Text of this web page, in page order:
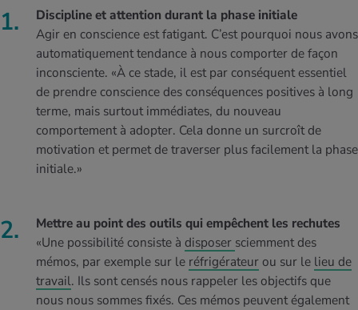
Discipline et attention durant la phase initiale
Agir en conscience est fatigant. C’est pourquoi nous avons
automatiquement tendance à nous comporter de façon
inconsciente. «À ce stade, il est par conséquent essentiel
de prendre conscience des conséquences positives à long
terme, mais surtout immédiates, du nouveau
comportement à adopter. Cela donne un surcroît de
motivation et permet de traverser plus facilement la phase
initiale.»
Mettre au point des outils qui empêchent les rechutes
«Une possibilité consiste à disposer sciemment des
mémos, par exemple sur le réfrigérateur ou sur le lieu de
travail. Ils sont censés nous rappeler les objectifs que
nous nous sommes fixés. Ces mémos peuvent également